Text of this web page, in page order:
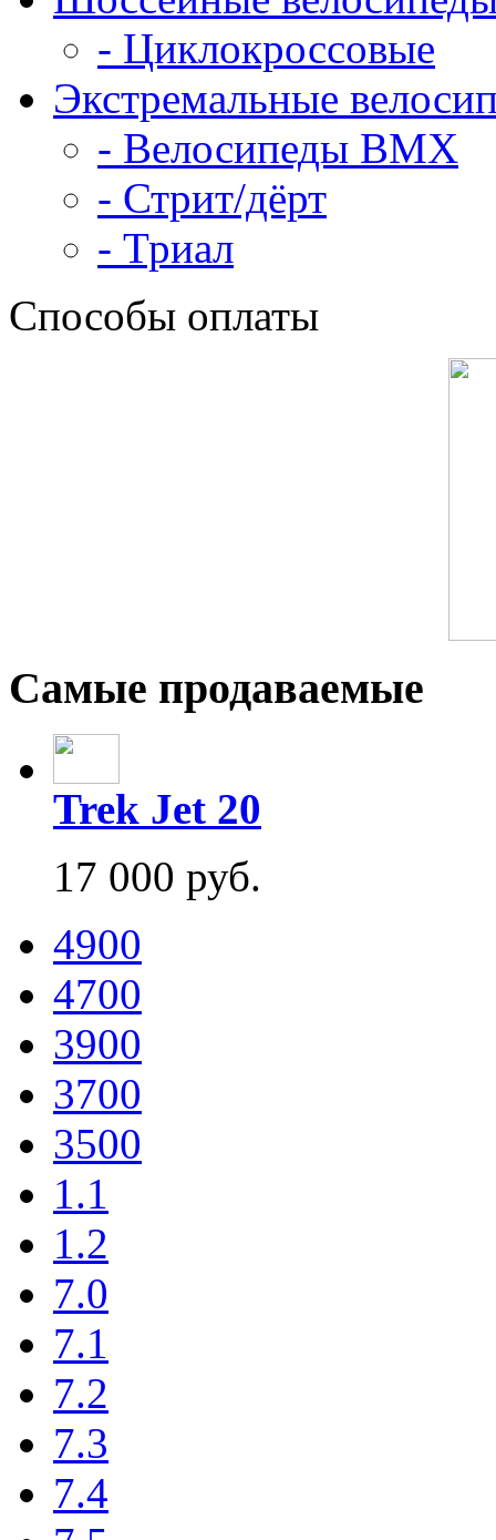
- Циклокроссовые
Экстремальные
- Велосипеды BMX
- Стрит/дёрт
- Триал
Способы оплаты
Самые продаваемые
Trek Jet 20
17 000 руб.
4900
4700
3900
3700
3500
1.1
1.2
7.0
7.1
7.2
7.3
7.4